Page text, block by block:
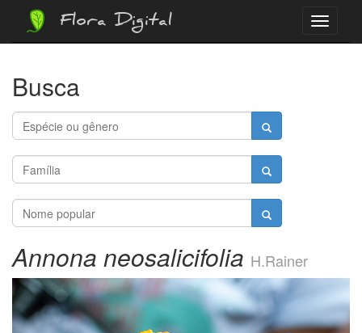
Menu
Flora Digital
Busca
Annona neosalicifolia H.Rainer